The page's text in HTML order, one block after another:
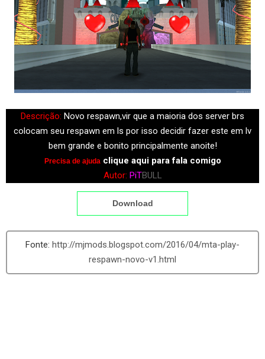
Descrição: Novo respawn,vir que a maioria dos server brs
colocam seu respawn em ls por isso decidir fazer este em lv
bem grande e bonito principalmente anoite!
Precisa de ajuda clique aqui para fala comigo
Autor: PiTBULL
Download
http://mjmods.blogspot.com/2016/04/mta-play-
respawn-novo-v1.html